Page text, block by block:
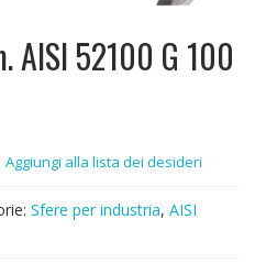
AISI 52100 G 100
Aggiungi alla lista dei desideri
Sfere per industria, AISI